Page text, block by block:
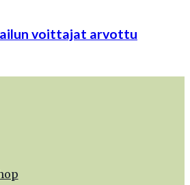
voittajat arvottu